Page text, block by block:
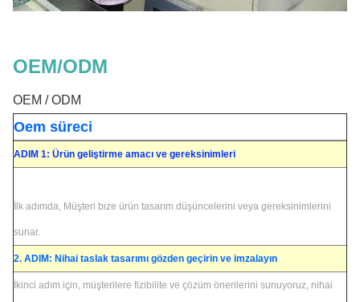
OEM/ODM
OEM / ODM
Oem süreci
ADIM 1: Ürün geliştirme amacı ve gereksinimleri
İlk adımda, Müşteri bize ürün tasarım düşüncelerini veya gereksinimlerini
sunar.
2. ADIM: Nihai taslak tasarımı gözden geçirin ve imzalayın
İkinci adım için, müşterilere fizibilite ve çözüm önerilerini sunuyoruz, nihai